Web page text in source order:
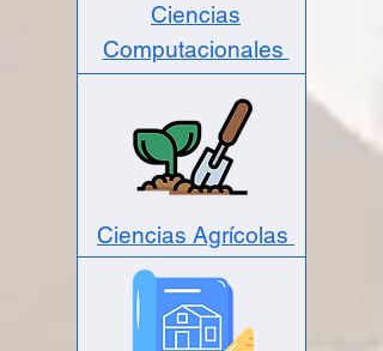
Ciencias
Computacionales
Ciencias Agrícolas